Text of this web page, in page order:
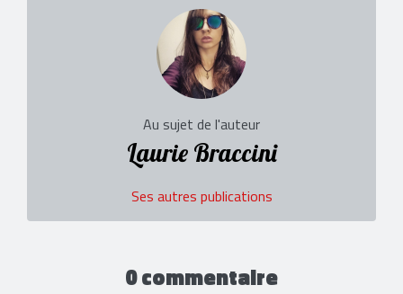
Au sujet de l'auteur
Laurie Braccini
Ses autres publications
0 commentaire